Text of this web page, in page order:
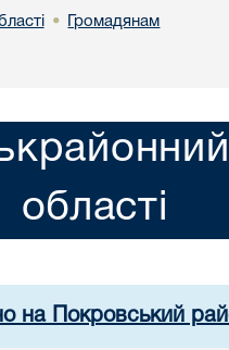
• Громадянам
області
на Покровський